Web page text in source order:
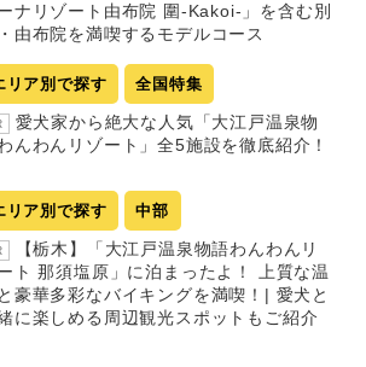
ナリゾート由布院 圍-Kakoi-」を含む別
由布院を満喫するモデルコース
リア別で探す 全国特集
愛犬家から絶大な人気「大江戸温泉物
んわんリゾート」全5施設を徹底紹介！
リア別で探す 中部
【栃木】「大江戸温泉物語わんわんリ
ト 那須塩原」に泊まったよ！ 上質な温
豪華多彩なバイキングを満喫！| 愛犬と
に楽しめる周辺観光スポットもご紹介